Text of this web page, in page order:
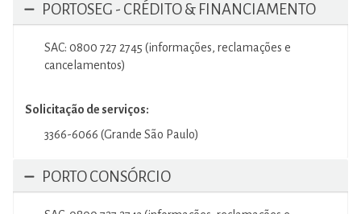
PORTOSEG - CRÉDITO & FINANCIAMENTO
SAC: 0800 727 2745 (informações, reclamações e
cancelamentos)
Solicitação de serviços:
3366-6066 (Grande São Paulo)
PORTO CONSÓRCIO